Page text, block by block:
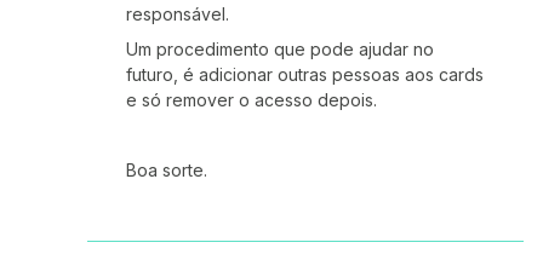
responsável.
Um procedimento que pode ajudar no
futuro, é adicionar outras pessoas aos cards
e só remover o acesso depois.
Boa sorte.